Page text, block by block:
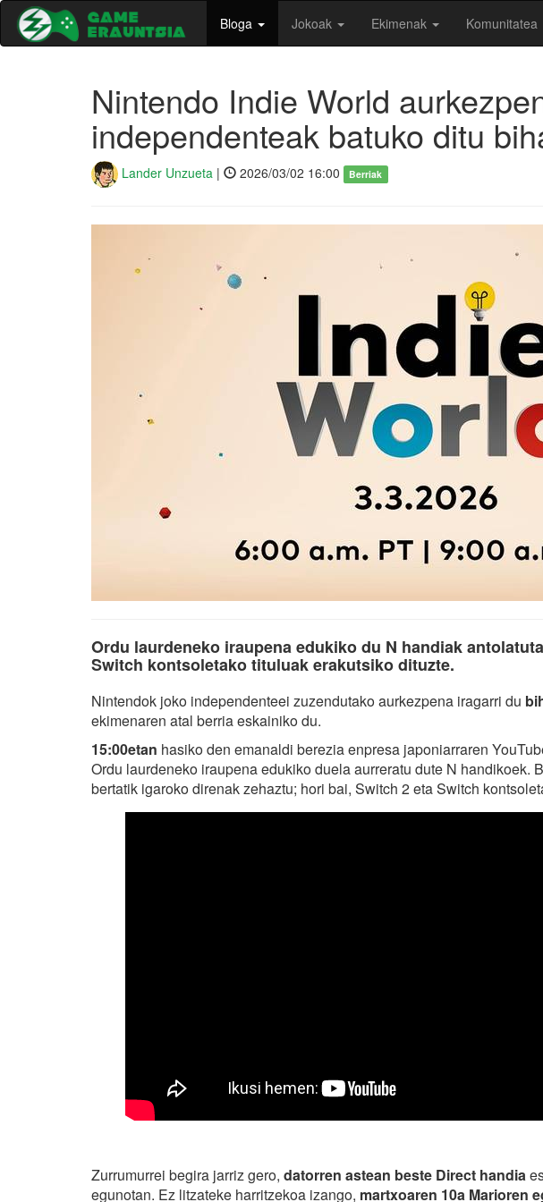
Bloga Jokoak Ekimenak Komunitatea
Nintendo Indie World
independenteak batuko ditu
Lander Unzueta | 2026/03/02 16:00 Berriak
Ordu laurdeneko iraupena edukiko du N handiak
Switch kontsoletako tituluak erakutsiko dituzte.
Nintendok joko independenteei zuzendutako aurkezpena iragarri du
ekimenaren atal berria eskainiko du.
15:00etan hasiko den emanaldi berezia enpresa japoniarraren
Ordu laurdeneko iraupena edukiko duela aurreratu dute N handikoek.
bertatik igaroko direnak zehaztu; hori bai, Switch 2 eta Switch
Zurrumurrei begira jarriz gero, datorren astean beste Direct handia
egunotan. Ez litzateke harritzekoa izango, martxoaren 10a Marioren